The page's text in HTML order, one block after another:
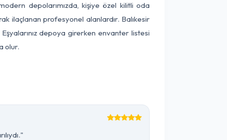
depolarımızda, kişiye özel kilitli oda
ilaçlanan profesyonel alanlardır. Balıkesir
depoya girerken envanter listesi
olur.